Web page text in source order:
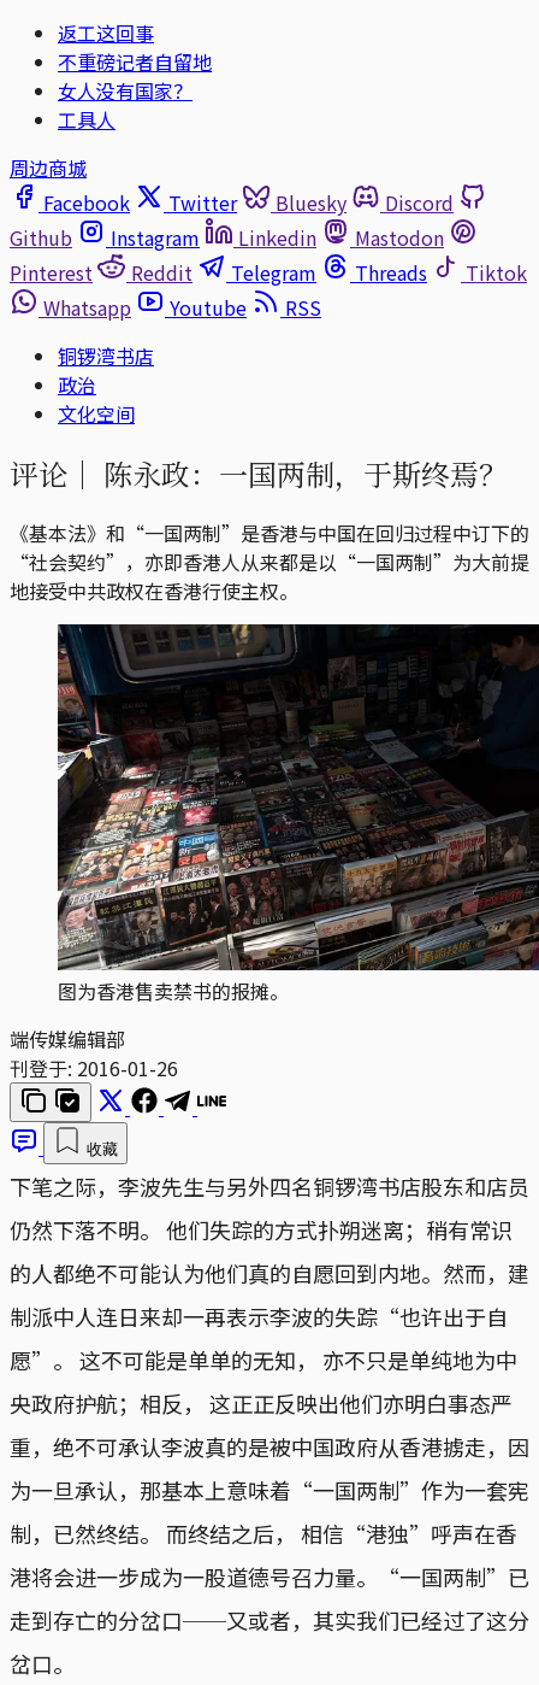
返工这回事
不重磅记者自留地
女人没有国家？
工具人
周边商城
Facebook
Twitter Bluesky
Discord
Github
Instagram Linkedin
Mastodon
Pinterest
Reddit Telegram Threads
Tiktok
Whatsapp
Youtube
RSS
铜锣湾书店
政治
文化空间
评论｜ 陈永政：一国两制，于斯终焉？
《基本法》和“一国两制”是香港与中国在回归过程中订下的
“社会契约”，亦即香港人从来都是以“一国两制”为大前提
地接受中共政权在香港行使主权。
图为香港售卖禁书的报摊。
端传媒编辑部
刊登于: 2016-01-26
收藏
下笔之际，李波先生与另外四名铜锣湾书店股东和店员
仍然下落不明。 他们失踪的方式扑朔迷离；稍有常识
的人都绝不可能认为他们真的自愿回到内地。然而，建
制派中人连日来却一再表示李波的失踪“也许出于自
愿”。 这不可能是单单的无知， 亦不只是单纯地为中
央政府护航；相反， 这正正反映出他们亦明白事态严
重，绝不可承认李波真的是被中国政府从香港掳走，因
为一旦承认，那基本上意味着“一国两制”作为一套宪
制，已然终结。 而终结之后， 相信“港独”呼声在香
港将会进一步成为一股道德号召力量。“一国两制”已
走到存亡的分岔口──又或者，其实我们已经过了这分
岔口。